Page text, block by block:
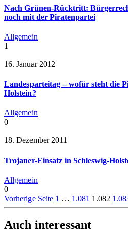
Nach Grünen-Rücktritt:
noch mit der Piratenpartei
Allgemein
1
16. Januar 2012
Landesparteitag – wofür steht die
Holstein?
Allgemein
0
18. Dezember 2011
Trojaner-Einsatz in Schleswig-
Allgemein
0
Vorherige Seite 1 … 1.081 1.082
Auch interessant